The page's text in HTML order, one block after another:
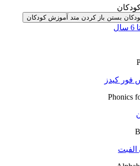
بستن باز کردن متد آموزش کودکان
فور کیدز
Phonics
الفبت